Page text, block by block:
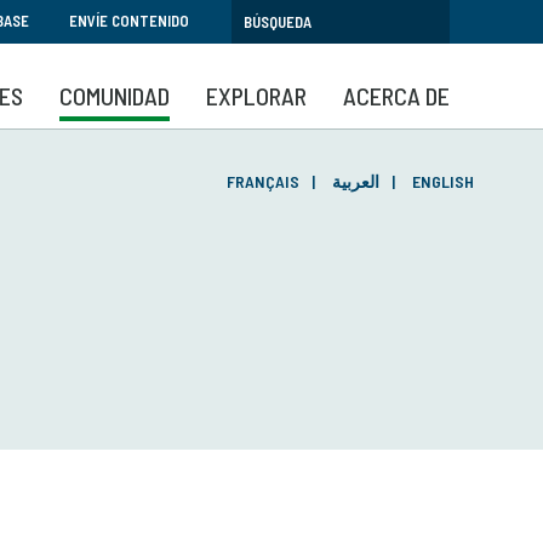
ENVÍE CONTENIDO
COMUNIDAD EXPLORAR ACERCA DE
FRANÇAIS العربية ENGLISH